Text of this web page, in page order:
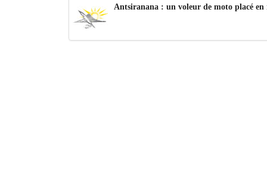
Antsiranana : un voleur de moto placé en